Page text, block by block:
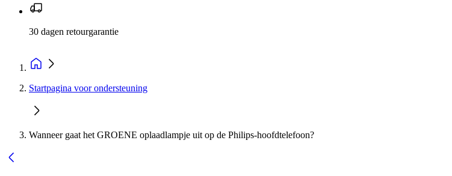
30 dagen retourgarantie
Startpagina voor ondersteuning
Wanneer gaat het GROENE oplaadlampje uit op de Philips-hoofdtelefoon?